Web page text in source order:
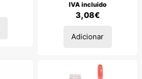
3,08€
IVA incluido
Adicionar